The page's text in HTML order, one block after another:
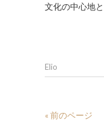
文化の中心地
Elio
« 前のページ